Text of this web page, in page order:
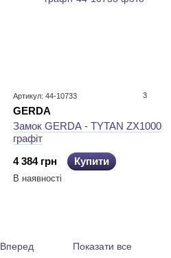
Артикул: 44-10733 3
GERDA
Замок GERDA - TYTAN ZX1000
графіт
4 384 грн
Купити
В наявності
Вперед Показати все